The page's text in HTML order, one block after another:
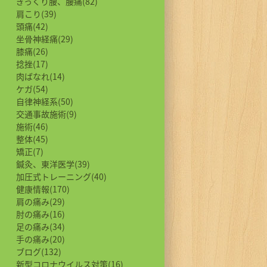
肩こり(39)
頭痛(42)
坐骨神経痛(29)
膝痛(26)
捻挫(17)
肉ばなれ(14)
ケガ(54)
自律神経系(50)
交通事故施術(9)
施術(46)
整体(45)
矯正(7)
鍼灸、東洋医学(39)
加圧式トレーニング(40)
健康情報(170)
肩の痛み(29)
肘の痛み(16)
足の痛み(34)
手の痛み(20)
ブログ(132)
新型コロナウイルス対策(16)